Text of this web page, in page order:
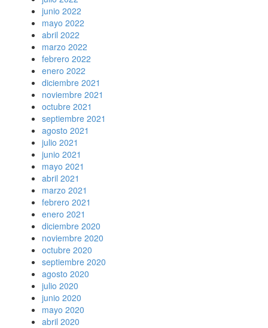
junio 2022
mayo 2022
abril 2022
marzo 2022
febrero 2022
enero 2022
diciembre 2021
noviembre 2021
octubre 2021
septiembre 2021
agosto 2021
julio 2021
junio 2021
mayo 2021
abril 2021
marzo 2021
febrero 2021
enero 2021
diciembre 2020
noviembre 2020
octubre 2020
septiembre 2020
agosto 2020
julio 2020
junio 2020
mayo 2020
abril 2020